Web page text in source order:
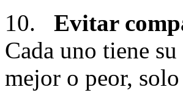
10. Evitar
Cada uno tiene
mejor o peor,